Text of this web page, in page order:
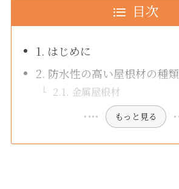
目次
1. はじめに
2. 防水性の高い屋根材の種類
2.1. 金属屋根材
もっと見る